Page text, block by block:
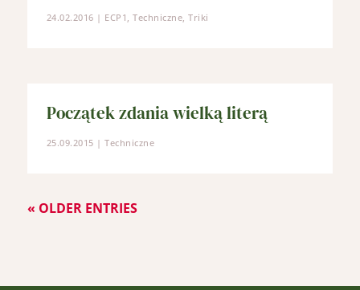
24.02.2016 | ECP1 ,Techniczne ,Triki
Początek zdania wielką literą
25.09.2015 |Techniczne
« OLDER ENTRIES